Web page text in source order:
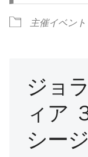
主催イベント
ジョ
ィア
シー